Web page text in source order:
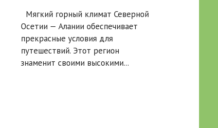
Мягкий горный климат Северной
Осетии — Алании обеспечивает
прекрасные условия для
путешествий. Этот регион
знаменит своими высокими...